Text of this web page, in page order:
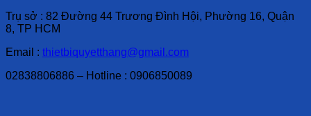
Trụ sở : 82 Đường 44 Trương Đình Hội, Phường 16, Quận
8, TP HCM
Email : thietbiquyetthang@gmail.com
02838806886 – Hotline : 0906850089